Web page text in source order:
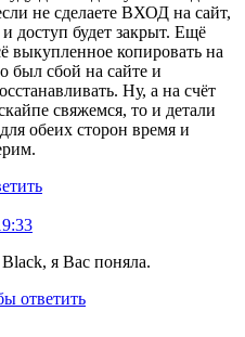
не сделаете ВХОД на сайт,
доступ будет закрыт. Ещё
выкупленное копировать на
был сбой на сайте и
Ну, а на счёт
свяжемся, то и детали
обеих сторон время и
я Вас поняла.
ответить